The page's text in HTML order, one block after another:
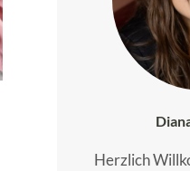
Herzlich